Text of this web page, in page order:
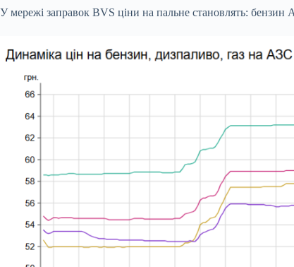
У мережі заправок BVS ціни на пальне становлять: